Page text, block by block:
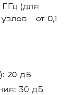
(для
- от 0,1
20 дБ
30 дБ